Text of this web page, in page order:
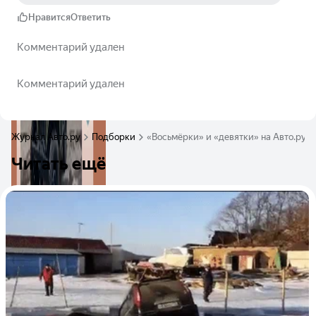
НравитсяОтветить
Комментарий удален
Комментарий удален
Журнал Авто.ру Подборки «Восьмёрки» и «девятки» на Авто.ру
Читать ещё